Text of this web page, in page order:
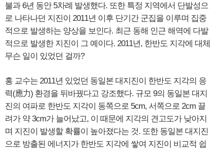
불과 6년 동안 5차례 발생했다. 또한 특정 지역에서 단발성으
로 나타나던 지진이 2011년 이후 단기간 군집을 이루며 집중
적으로 발생하는 양상을 보인다. 최근 동해 인근 해역에 다발
적으로 발생한 지진이 그 예이다. 2011년, 한반도 지각에 대체
무슨 일이 있었던 걸까?
홍 교수는 2011년 있었던 동일본 대지진이 한반도 지각의 응
력(應力) 환경을 뒤바꿨다고 강조했다. 규모 9의 동일본 대지
진의 여파로 한반도 지각이 동쪽으로 5cm, 서쪽으로 2cm 끌
려가 약 3cm가 늘어났고, 이 때문에 지각의 견고도가 낮아지
며 지진이 발생할 확률이 높아졌다는 것. 또한 동일본 대지진
으로 방출된 에너지가 한반도 지각에 쌓여 지진이 비교적 쉽